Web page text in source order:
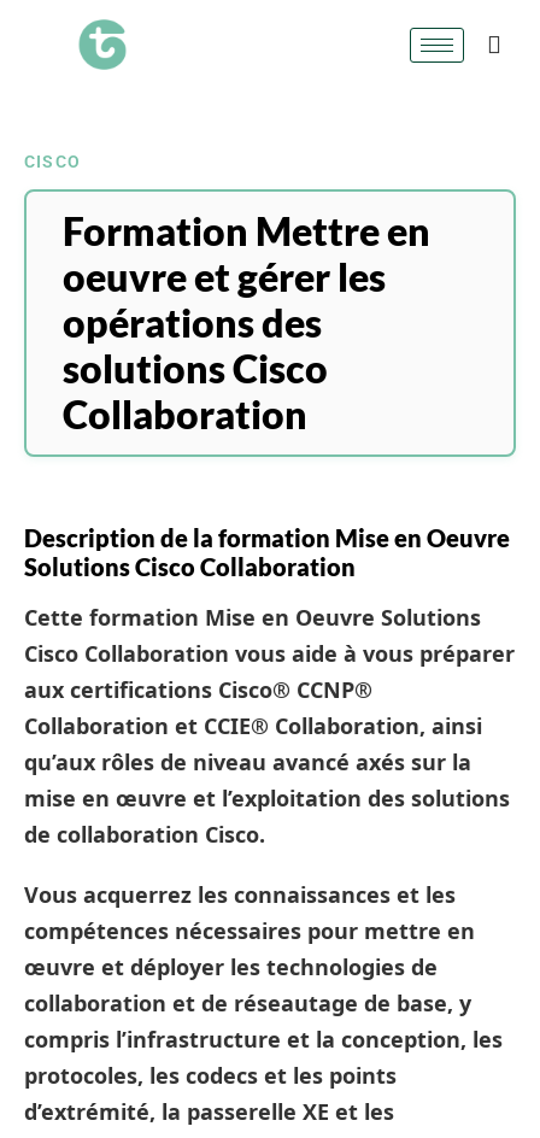
CISCO
Formation Mettre en
oeuvre et gérer les
opérations des
solutions Cisco
Collaboration
Description de la formation Mise en Oeuvre
Solutions Cisco Collaboration
Cette formation Mise en Oeuvre Solutions
Cisco Collaboration vous aide à vous préparer
aux certifications Cisco® CCNP®
Collaboration et CCIE® Collaboration, ainsi
qu’aux rôles de niveau avancé axés sur la
mise en œuvre et l’exploitation des solutions
de collaboration Cisco.
Vous acquerrez les connaissances et les
compétences nécessaires pour mettre en
œuvre et déployer les technologies de
collaboration et de réseautage de base, y
compris l’infrastructure et la conception, les
protocoles, les codecs et les points
d’extrémité, la passerelle XE et les